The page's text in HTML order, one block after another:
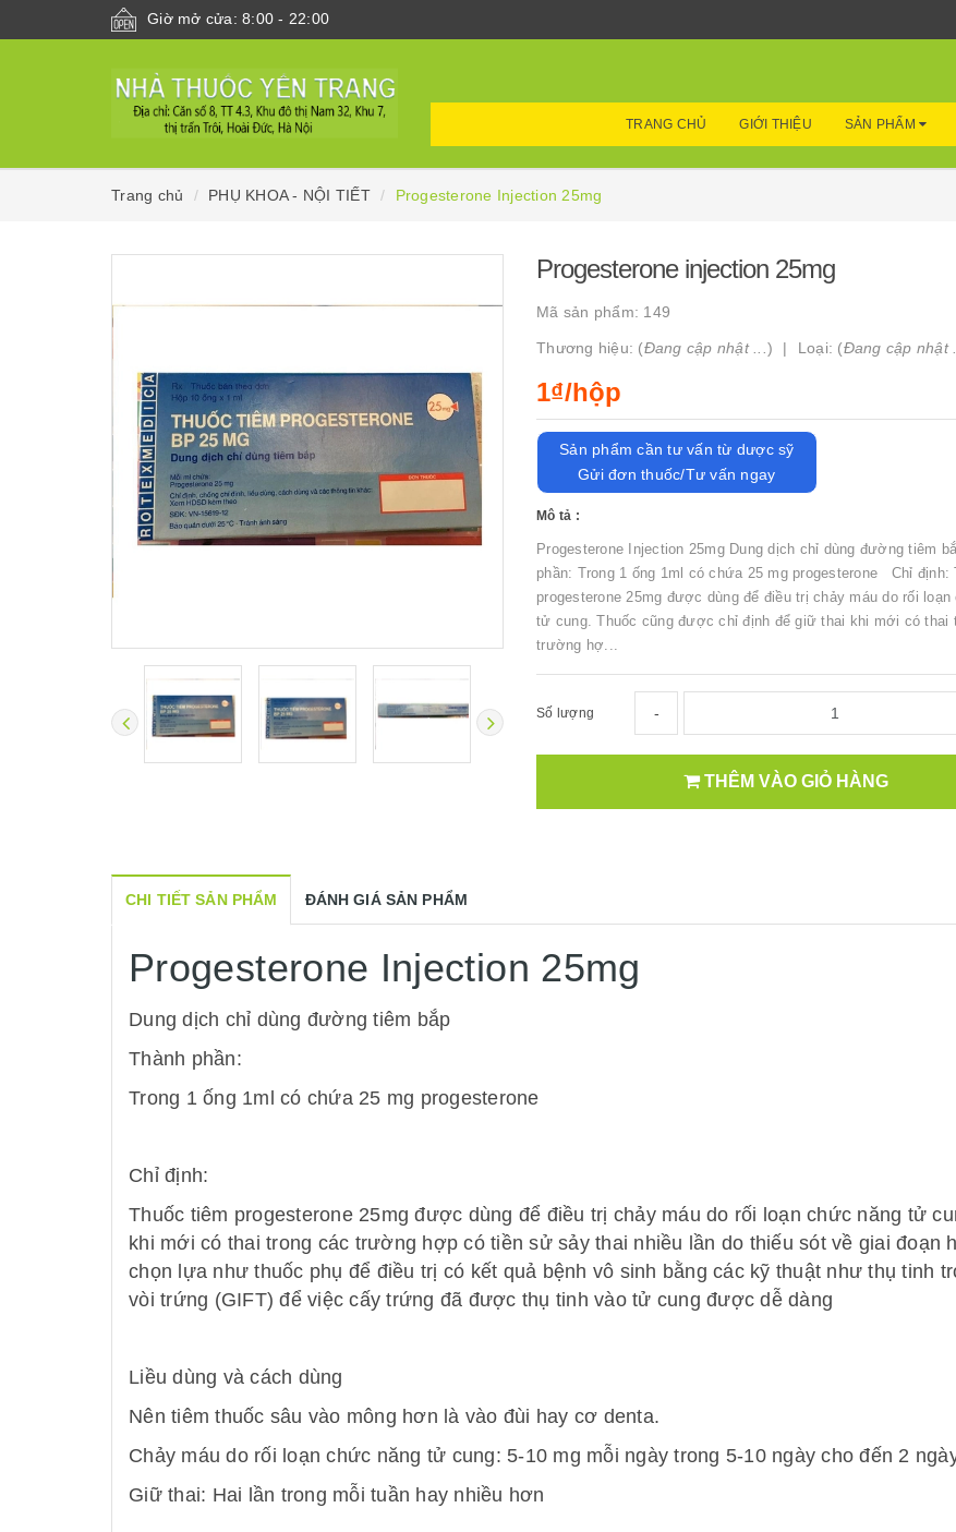
Giờ mở cửa: 8:00 - 22:00
TRANG CHỦ GIỚI THIỆU SẢN PHẨM
Trang chủ PHỤ KHOA - NỘI TIẾT Progesterone Injection 25mg
Progesterone injection 25mg
Mã sản phẩm: 149
Thương hiệu: (Đang cập nhật ... ) Loại: (Đang cập nhật
1₫/hộp
Sản phẩm cần tư vấn từ dược sỹ
Gửi đơn thuốc/Tư vấn ngay
Mô tả :
Progesterone Injection 25mg Dung dịch chỉ dùng đường tiêm
phần: Trong 1 ống 1ml có chứa 25 mg progesterone Chỉ định:
progesterone 25mg được dùng để điều trị chảy máu do rối loạn
tử cung. Thuốc cũng được chỉ định để giữ thai khi mới có thai
trường hợ...
Số lượng -
THÊM VÀO GIỎ HÀNG
CHI TIẾT SẢN PHẨM ĐÁNH GIÁ SẢN PHẨM
Progesterone Injection 25mg
Dung dịch chỉ dùng đường tiêm bắp
Thành phần:
Trong 1 ống 1ml có chứa 25 mg progesterone
Chỉ định:
Thuốc tiêm progesterone 25mg được dùng để điều trị chảy máu do rối loạn chức năng tử
khi mới có thai trong các trường hợp có tiền sử sảy thai nhiều lần do thiếu sót về giai
chọn lựa như thuốc phụ để điều trị có kết quả bệnh vô sinh bằng các kỹ thuật như thụ tinh
vòi trứng (GIFT) để việc cấy trứng đã được thụ tinh vào tử cung được dễ dàng
Liều dùng và cách dùng
Nên tiêm thuốc sâu vào mông hơn là vào đùi hay cơ denta.
Chảy máu do rối loạn chức năng tử cung: 5-10 mg mỗi ngày trong 5-10 ngày cho đến 2
Giữ thai: Hai lần trong mỗi tuần hay nhiều hơn